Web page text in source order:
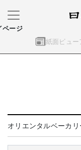
紙面ビュー
ページ
オリエンタルベーカリ